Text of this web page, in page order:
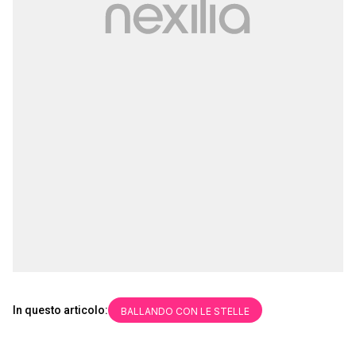
In questo articolo: BALLANDO CON LE STELLE